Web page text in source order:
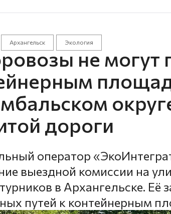
Архангельск Экология
не могут
дороги
оператор
выездной комиссии на
в Архангельске. Её
путей к контейнерным